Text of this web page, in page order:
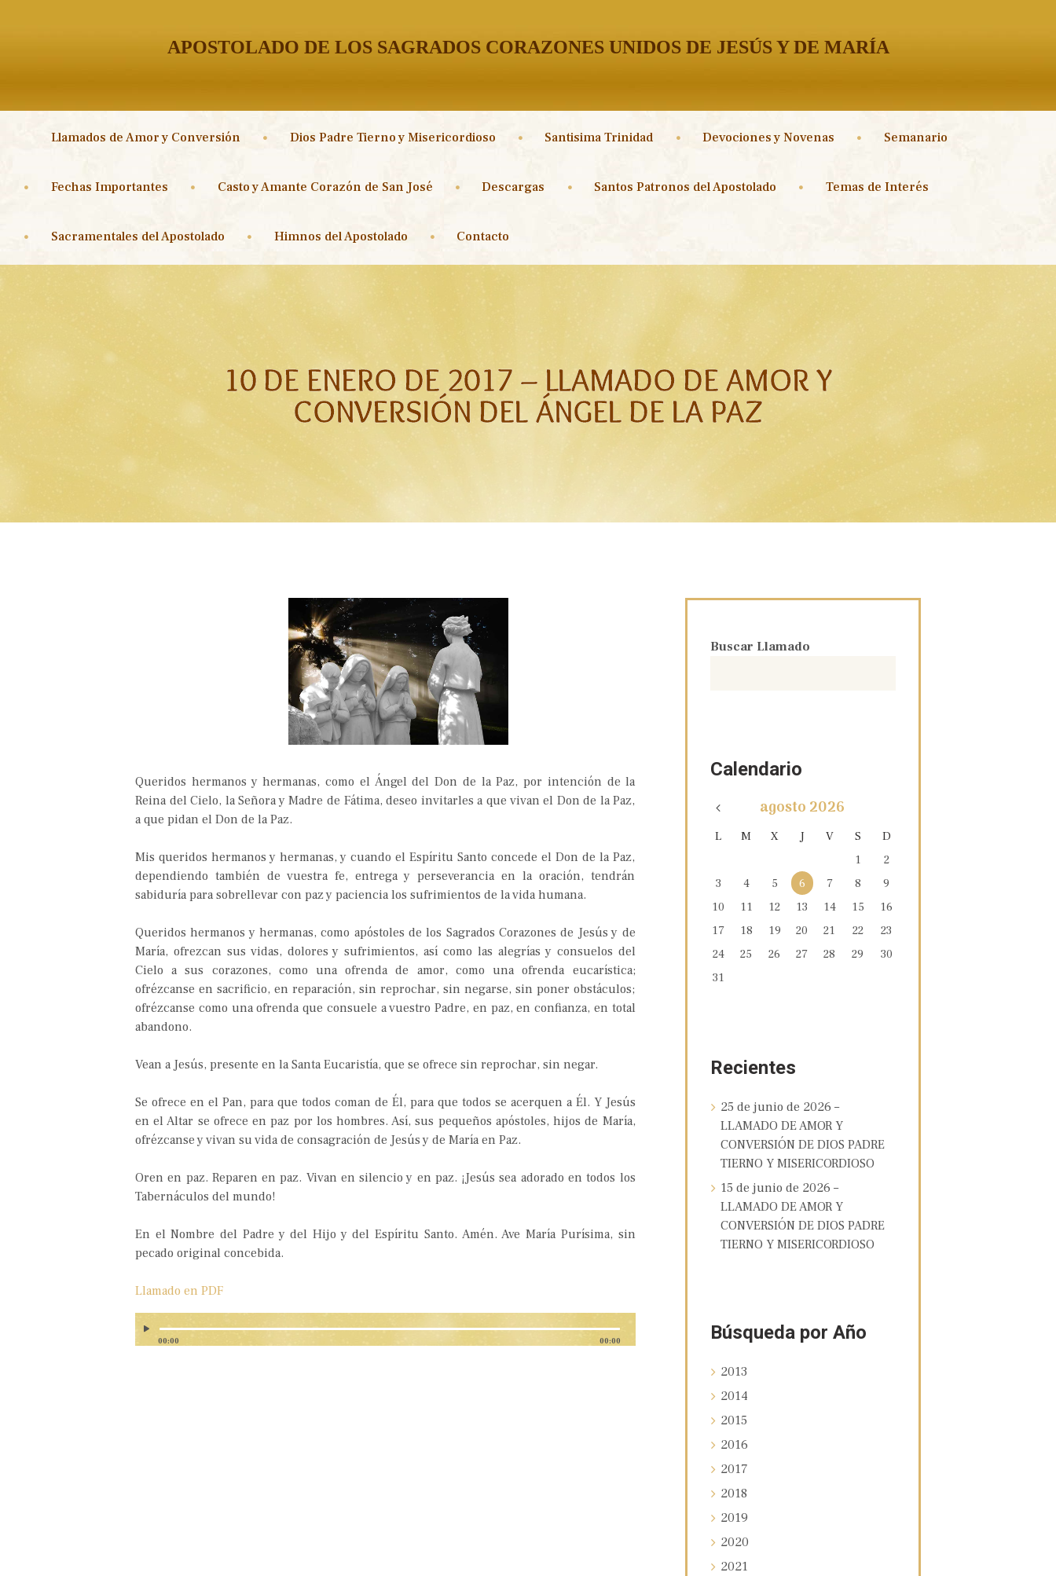
APOSTOLADO DE LOS SAGRADOS CORAZONES UNIDOS DE JESÚS Y DE MARÍA
Llamados de Amor y Conversión Dios Padre Tierno y Misericordioso Santisima Trinidad Devociones y Novenas Semanario
Fechas Importantes Casto y Amante Corazón de San José Descargas Santos Patronos del Apostolado Temas de Interés
Sacramentales del Apostolado Himnos del Apostolado Contacto
10 DE ENERO DE 2017 – LLAMADO DE AMOR Y
CONVERSIÓN DEL ÁNGEL DE LA PAZ
Queridos hermanos y hermanas, como el Ángel del Don de la Paz, por intención de la
Reina del Cielo, la Señora y Madre de Fátima, deseo invitarles a que vivan el Don de la Paz,
a que pidan el Don de la Paz.
Mis queridos hermanos y hermanas, y cuando el Espíritu Santo concede el Don de la Paz,
dependiendo también de vuestra fe, entrega y perseverancia en la oración, tendrán
sabiduría para sobrellevar con paz y paciencia los sufrimientos de la vida humana.
Queridos hermanos y hermanas, como apóstoles de los Sagrados Corazones de Jesús y de
María, ofrezcan sus vidas, dolores y sufrimientos, así como las alegrías y consuelos del
Cielo a sus corazones, como una ofrenda de amor, como una ofrenda eucarística;
ofrézcanse en sacrificio, en reparación, sin reprochar, sin negarse, sin poner obstáculos;
ofrézcanse como una ofrenda que consuele a vuestro Padre, en paz, en confianza, en total
abandono.
Vean a Jesús, presente en la Santa Eucaristía, que se ofrece sin reprochar, sin negar.
Se ofrece en el Pan, para que todos coman de Él, para que todos se acerquen a Él. Y Jesús
en el Altar se ofrece en paz por los hombres. Así, sus pequeños apóstoles, hijos de María,
ofrézcanse y vivan su vida de consagración de Jesús y de María en Paz.
Oren en paz. Reparen en paz. Vivan en silencio y en paz. ¡Jesús sea adorado en todos los
Tabernáculos del mundo!
En el Nombre del Padre y del Hijo y del Espíritu Santo. Amén. Ave María Purísima, sin
pecado original concebida.
Llamado en PDF
00:00 00:00
Buscar Llamado
Calendario
agosto 2026
L M X J V S
D
1
2
3
4 5 6 7 8
9
10
11 12 13 14 15
16
17
18 19 20 21 22
23
24
25 26 27 28 29
30
31
Recientes
25 de junio de 2026 –
LLAMADO DE AMOR Y
CONVERSIÓN DE DIOS PADRE
TIERNO Y MISERICORDIOSO
15 de junio de 2026 –
LLAMADO DE AMOR Y
CONVERSIÓN DE DIOS PADRE
TIERNO Y MISERICORDIOSO
Búsqueda por Año
2013
2014
2015
2016
2017
2018
2019
2020
2021